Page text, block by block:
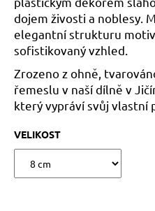
dojem živosti a noblesy.
elegantní strukturu
sofistikovaný vzhled.
Zrozeno z ohně,
řemeslu v naší dílně v
který vypráví svůj vlastní
VELIKOST
D
o
p
o
r
u
u
j
m